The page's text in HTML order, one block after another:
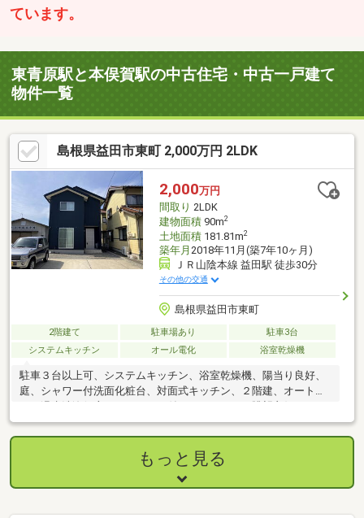
ています。
東青原駅と本俣賀駅の中古住宅・中古一戸建て
物件一覧
島根県益田市東町 2,000万円 2LDK
2,000万円
間取り 2LDK
建物面積90m2
土地面積181.81m2
築年月 2018年11月(築7年10ヶ月)
ＪＲ山陰本線 益田駅 徒歩30分
その他の交通
島根県益田市東町
2階建て 駐車場あり
駐車3台
システムキッチン
オール電化 浴室乾燥機
駐車３台以上可、システムキッチン、浴室乾燥機、陽当り良好、
庭、シャワー付洗面化粧台、対面式キッチン、２階建、オートバ
クッキングヒーター
もっと見る